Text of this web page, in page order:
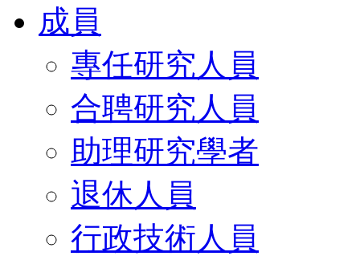
成員
專任研究人員
合聘研究人員
助理研究學者
退休人員
行政技術人員